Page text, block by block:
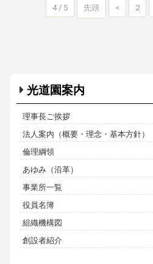
4 / 5 先頭 < 2
光道園案内
理事長ご挨拶
法人案内（概要・理念・基本方針）
倫理綱領
あゆみ（沿革）
事業所一覧
役員名簿
組織機構図
創設者紹介